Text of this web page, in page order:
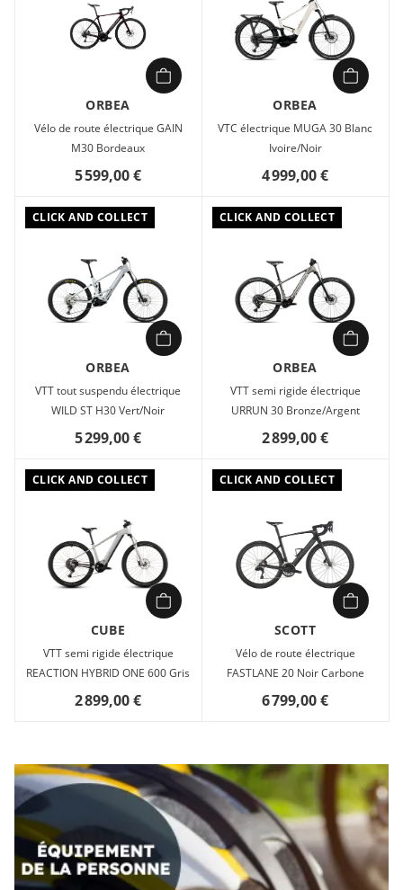
ORBEA
Vélo de route électrique GAIN
M30 Bordeaux
5 599,00 €
ORBEA
VTC électrique MUGA 30 Blanc
Ivoire/Noir
4 999,00 €
CLICK AND COLLECT
ORBEA
VTT tout suspendu électrique
WILD ST H30 Vert/Noir
5 299,00 €
CLICK AND COLLECT
ORBEA
VTT semi rigide électrique
URRUN 30 Bronze/Argent
2 899,00 €
CLICK AND COLLECT
CUBE
VTT semi rigide électrique
REACTION HYBRID ONE 600 Gris
2 899,00 €
CLICK AND COLLECT
SCOTT
Vélo de route électrique
FASTLANE 20 Noir Carbone
6 799,00 €